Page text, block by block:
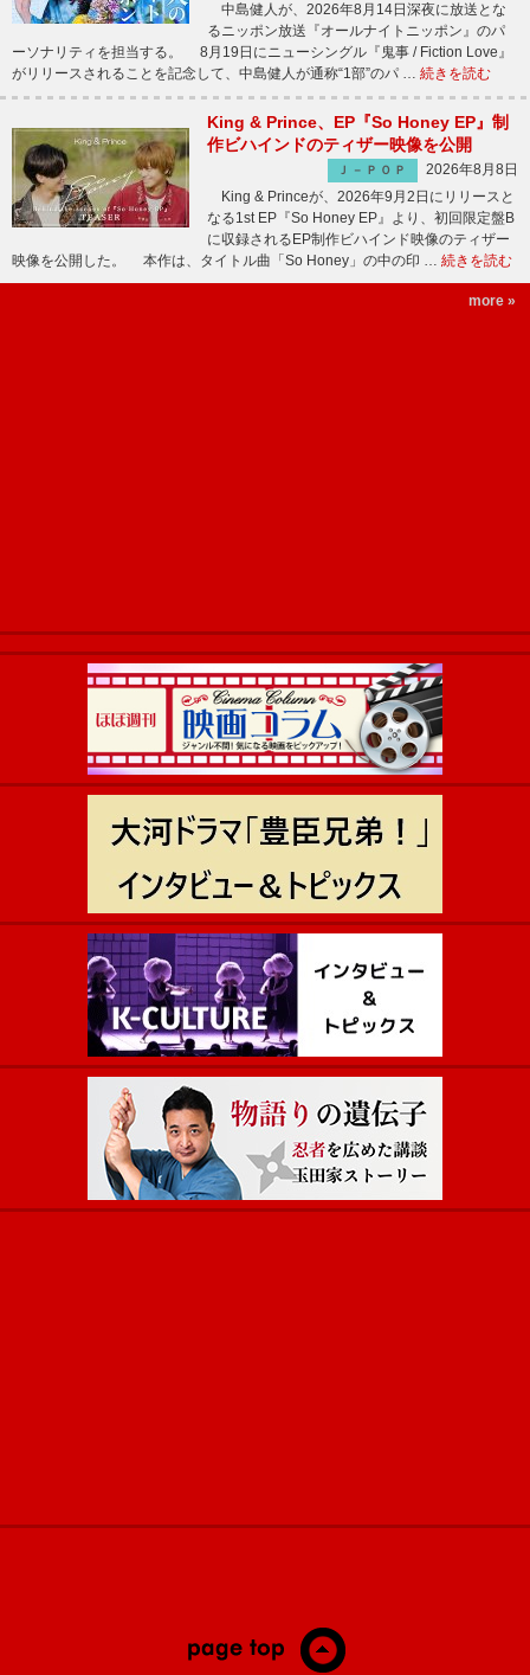
中島健人が、2026年8月14日深夜に放送とな
るニッポン放送『オールナイトニッポン』のパ
ーソナリティを担当する。 8月19日にニューシングル『鬼事 / Fiction Love』
がリリースされることを記念して、中島健人が通称“1部”のパ … 続きを読む
King & Prince、EP『So Honey EP』制
作ビハインドのティザー映像を公開
Ｊ－ＰＯＰ
2026年8月8日
King & Princeが、2026年9月2日にリリースと
なる1st EP『So Honey EP』より、初回限定盤B
に収録されるEP制作ビハインド映像のティザー
映像を公開した。 本作は、タイトル曲「So Honey」の中の印 … 続きを読む
more »